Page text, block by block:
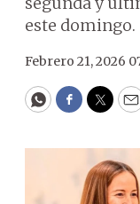
este domingo.
Febrero 21, 2026
WhatsApp